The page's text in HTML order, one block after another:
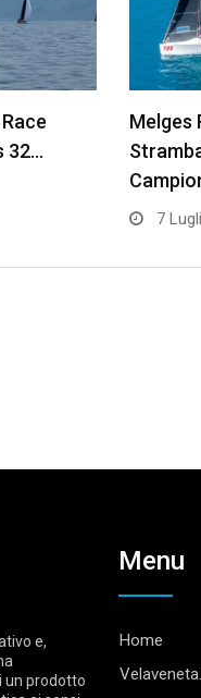
32…
Melges
7
e,
un prodotto
Menu
Home